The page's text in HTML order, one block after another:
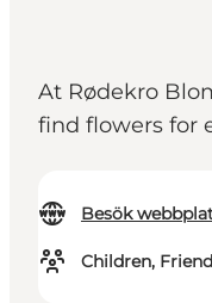
At Rødekro
find flowers for
Besök
Children,